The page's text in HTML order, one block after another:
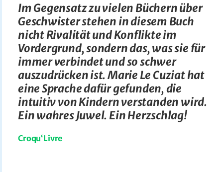
Im Gegensatz zu vielen Büchern über
Geschwister stehen in diesem Buch
nicht Rivalität und Konflikte im
Vordergrund, sondern das, was sie für
immer verbindet und so schwer
auszudrücken ist. Marie Le Cuziat hat
eine Sprache dafür gefunden, die
intuitiv von Kindern verstanden wird.
Ein wahres Juwel. Ein Herzschlag!
Croqu‘Livre